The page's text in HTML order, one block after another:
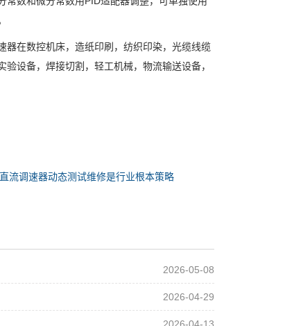
在数控机床，造纸印刷，纺织印染，光缆线缆
设备，焊接切割，轻工机械，物流输送设备，
直流调速器动态测试维修是行业根本策略
2026-05-08
2026-04-29